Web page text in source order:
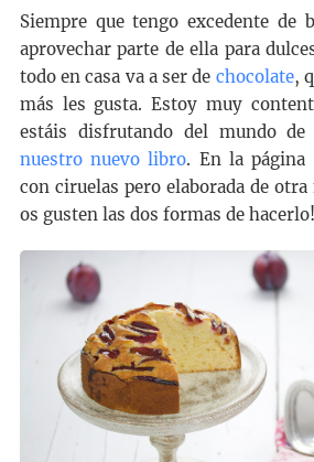
Siempre que tengo excedente de
aprovechar parte de ella para
todo en casa va a ser de chocolate,
más les gusta. Estoy muy
estáis disfrutando del mundo
nuestro nuevo libro. En la página
con ciruelas pero elaborada de otra
os gusten las dos formas de hacerlo!